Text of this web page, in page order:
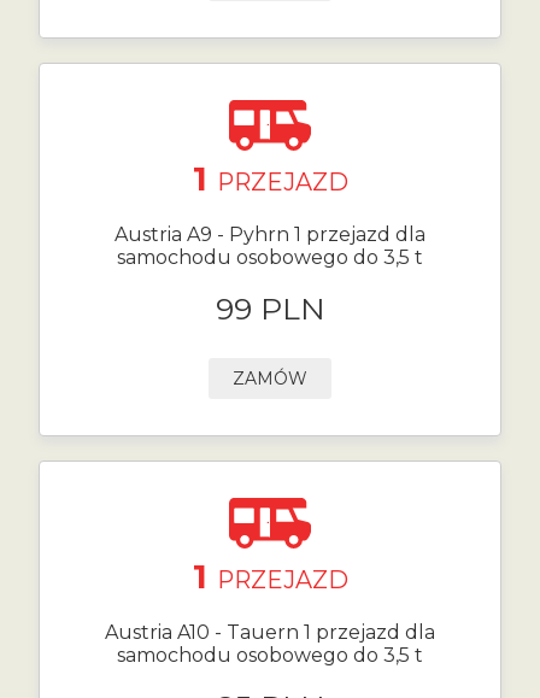
1 PRZEJAZD
Austria A9 - Pyhrn 1 przejazd dla
samochodu osobowego do 3,5 t
99 PLN
ZAMÓW
1 PRZEJAZD
Austria A10 - Tauern 1 przejazd dla
samochodu osobowego do 3,5 t